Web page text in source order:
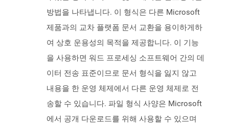
방법을 나타냅니다. 이 형식은 다른 Microsoft
제품과의 교차 플랫폼 문서 교환을 용이하게하
여 상호 운용성의 목적을 제공합니다. 이 기능
을 사용하면 워드 프로세싱 소프트웨어 간의 데
이터 전송 표준이므로 문서 형식을 잃지 않고
내용을 한 운영 체제에서 다른 운영 체제로 전
송할 수 있습니다. 파일 형식 사양은 Microsoft
에서 공개 다운로드를 위해 사용할 수 있으며